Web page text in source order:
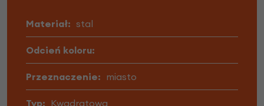
Materiał: stal
Odcień koloru:
Przeznaczenie: miasto
Typ: Kwadratowa